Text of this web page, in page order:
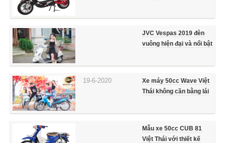
JVC Vespas 2019 đèn
vuông hiện đại và nổi bật
Xe máy 50cc Wave Việt
Thái không cần bằng lái
19-6-2020
Mẫu xe 50cc CUB 81
Việt Thái với thiết kế